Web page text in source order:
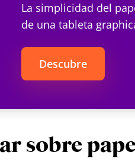
La simplicidad del
de una tableta
Descubre
sobre